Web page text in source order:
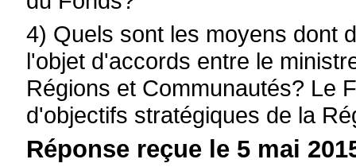
4) Quels sont les moyens dont
l'objet d'accords entre le
Régions et Communautés? Le
d'objectifs stratégiques de la
Réponse reçue le 5 mai